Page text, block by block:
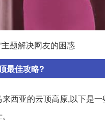
主题解决网友的困惑
最佳攻略?
西亚的云顶高原,以下是